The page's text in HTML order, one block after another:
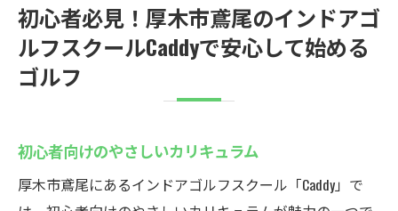
初心者必見！厚木市鳶尾のインドアゴ
ルフスクールCaddyで安心して始める
ゴルフ
初心者向けのやさしいカリキュラム
厚木市鳶尾にあるインドアゴルフスクール「Caddy」で